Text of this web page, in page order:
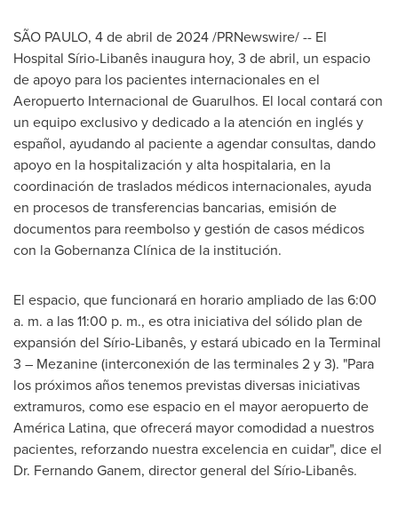
SÃO PAULO, 4 de abril de 2024/PRNewswire/ -- El
Hospital Sírio-Libanês inaugura hoy, 3 de abril, un espacio
de apoyo para los pacientes internacionales en el
Aeropuerto Internacional de Guarulhos. El local contará con
un equipo exclusivo y dedicado a la atención en inglés y
español, ayudando al paciente a agendar consultas, dando
apoyo en la hospitalización y alta hospitalaria, en la
coordinación de traslados médicos internacionales, ayuda
en procesos de transferencias bancarias, emisión de
documentos para reembolso y gestión de casos médicos
con la Gobernanza Clínica de la institución.
El espacio, que funcionará en horario ampliado de las 6:00
a. m. a las 11:00 p. m., es otra iniciativa del sólido plan de
expansión del Sírio-Libanês, y estará ubicado en la Terminal
3 – Mezanine (interconexión de las terminales 2 y 3). "Para
los próximos años tenemos previstas diversas iniciativas
extramuros, como ese espacio en el mayor aeropuerto de
América Latina, que ofrecerá mayor comodidad a nuestros
pacientes, reforzando nuestra excelencia en cuidar", dice el
Dr. Fernando Ganem, director general del Sírio-Libanês.